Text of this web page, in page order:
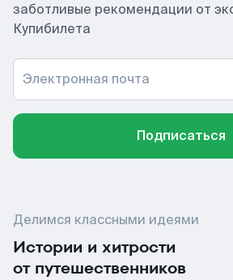
заботливые рекомендации от
Купибилета
Электронная почта
Подписаться
Делимся классными идеями
Истории и хитрости
от путешественников